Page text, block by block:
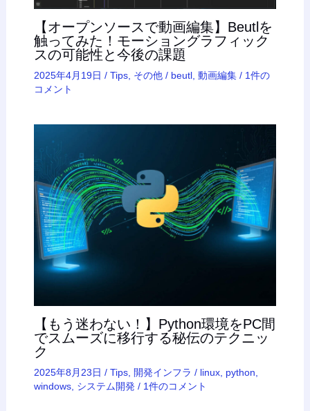
【オープンソースで動画編集】Beutlを
触ってみた！モーショングラフィック
スの可能性と今後の課題
2025年4月19日 / Tips, その他/ beutl, 動画編集/ 1件の
コメント
【もう迷わない！】Python環境をPC間
でスムーズに移行する秘伝のテクニッ
ク
2025年8月23日 / Tips, 開発インフラ / linux, python,
windows, システム開発 / 1件のコメント